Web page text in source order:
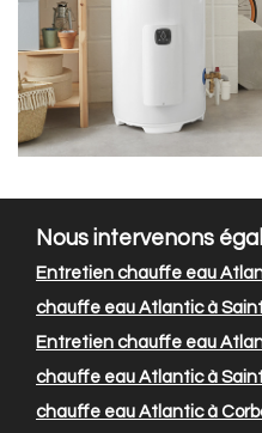
Nous intervenons
Entretien chauffe eau
chauffe eau Atlantic à
Entretien chauffe eau
chauffe eau Atlantic à Saint
chauffe eau Atlantic à